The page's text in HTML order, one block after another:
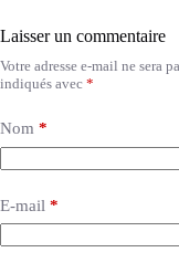
Laisser un commentaire
Votre adresse e-mail ne sera
indiqués avec *
Nom *
E-mail *